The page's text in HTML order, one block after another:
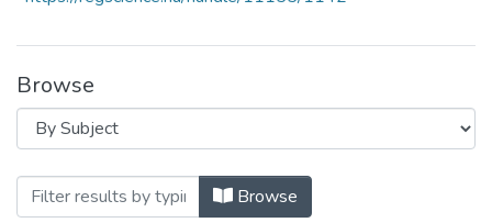
Browse
Browsing Ismertetők, konferencia
Browse